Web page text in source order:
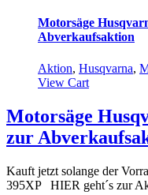
Motorsäge
Abverkaufsaktion
Aktion, Husqvarna,
View Cart
Motorsäge
zur
Kauft jetzt solange der
395XP HIER geht´s zur